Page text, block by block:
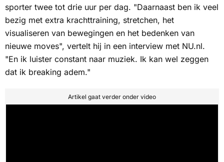
sporter twee tot drie uur per dag. "Daarnaast ben ik veel
bezig met extra krachttraining, stretchen, het
visualiseren van bewegingen en het bedenken van
nieuwe moves", vertelt hij in een interview met NU.nl.
"En ik luister constant naar muziek. Ik kan wel zeggen
dat ik breaking adem."
Artikel gaat verder onder video